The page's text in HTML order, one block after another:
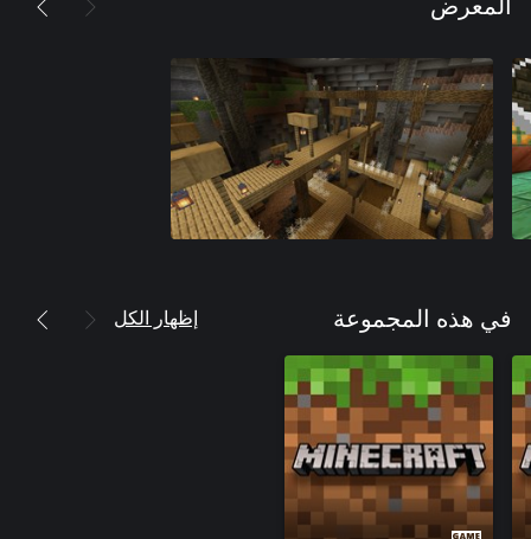
المعرض
في هذه المجموعة إظهار الكل